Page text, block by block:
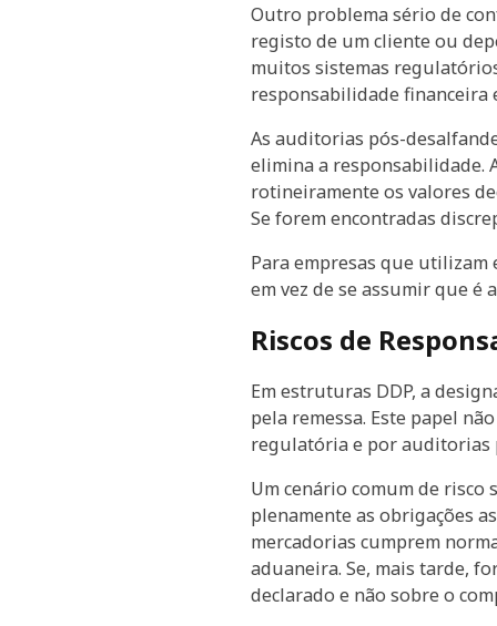
Outro problema sério de
registo de um cliente ou
muitos sistemas
responsabilidade financeira
As auditorias pós-
elimina a responsabilidade.
rotineiramente os valores
Se forem encontradas
Para empresas que utilizam
em vez de se assumir que
Riscos de
Em estruturas DDP, a
pela remessa. Este papel
regulatória e por auditorias
Um cenário comum de
plenamente as obrigações
mercadorias cumprem
aduaneira. Se, mais tarde,
declarado e não sobre o